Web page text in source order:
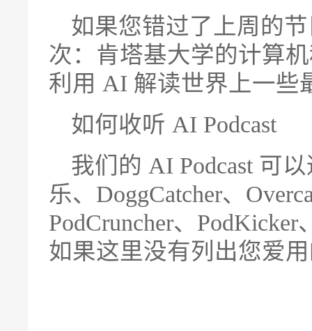
如果您错过了上周的
次：肯塔基大学的计算
利用 AI 解读世界上一些
如何收听 AI Podcast
我们的 AI Podcast 可
乐、DoggCatcher、
PodCruncher、
如果这里没有列出您爱